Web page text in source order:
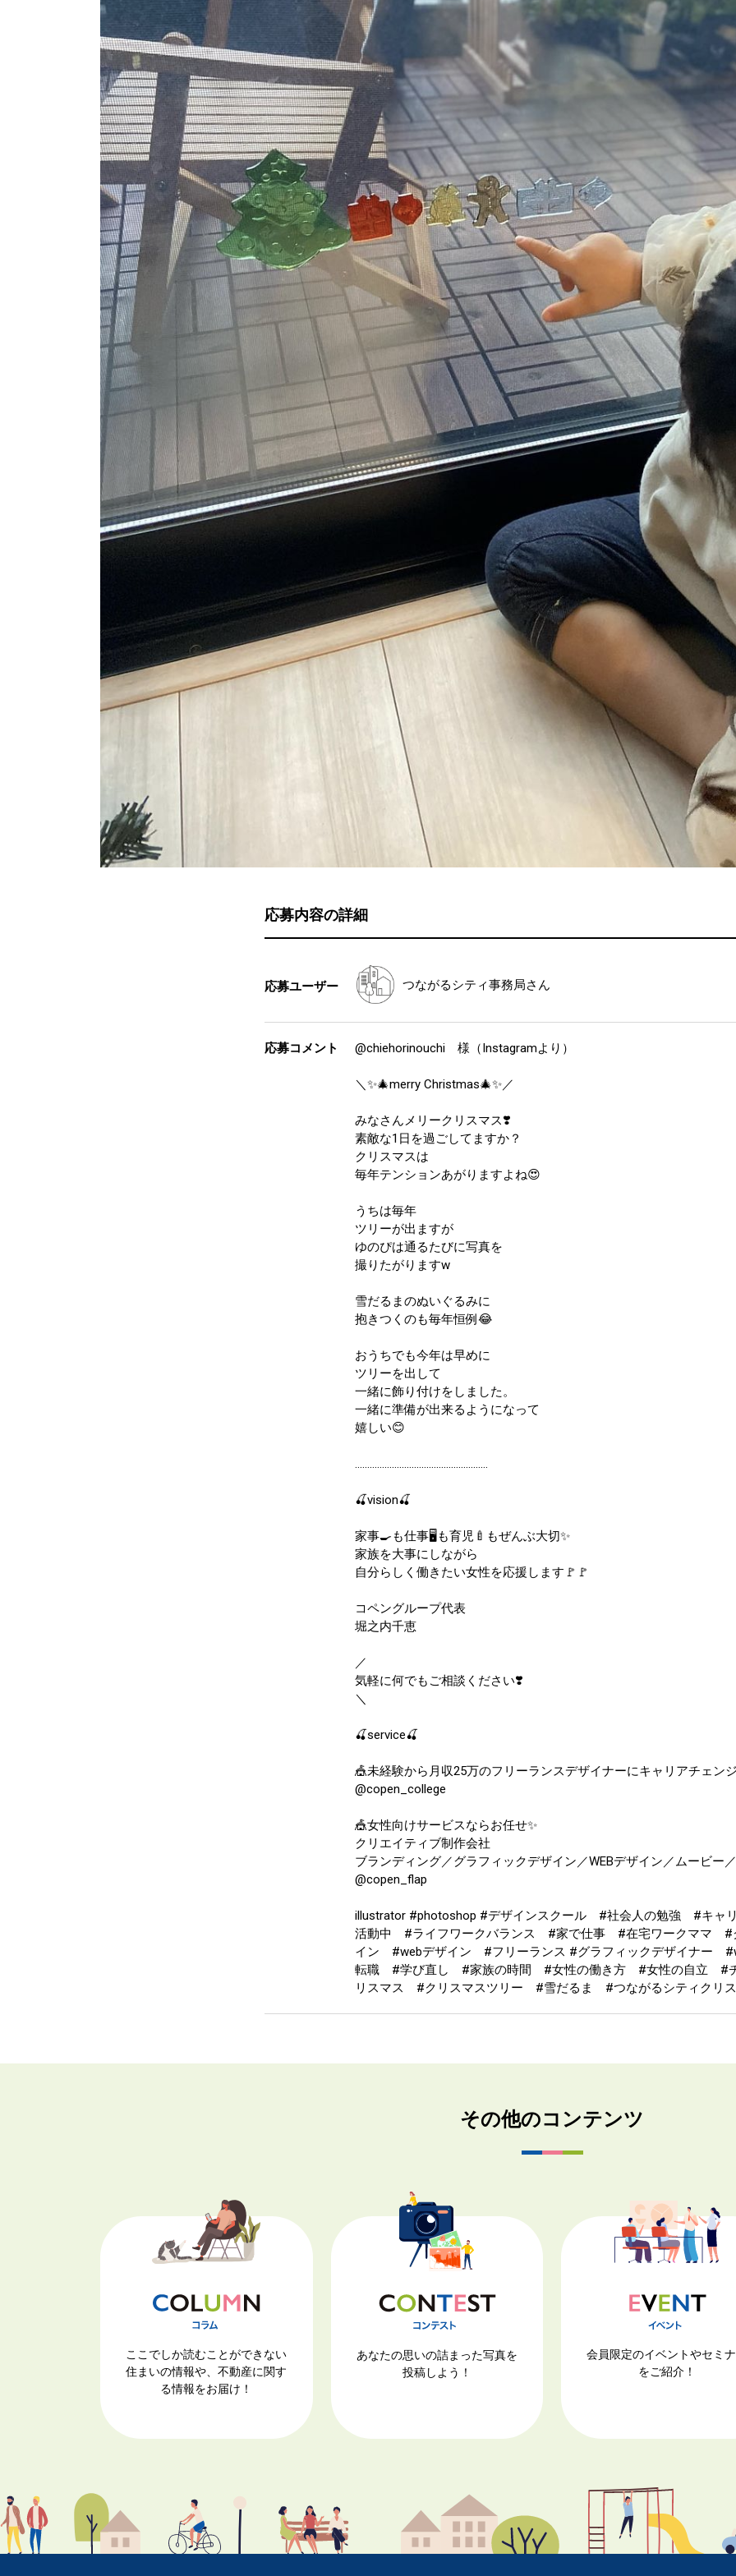
応募内容の詳細
応募ユーザー つながるシティ事務局さん
応募コメント @chiehorinouchi 様（Instagramより）
＼✨🎄merry Christmas🎄✨／
みなさんメリークリスマス❣️
素敵な1日を過ごしてますか？
クリスマスは
毎年テンションあがりますよね😍
うちは毎年
ツリーが出ますが
ゆのぴは通るたびに写真を
撮りたがりますw
雪だるまのぬいぐるみに
抱きつくのも毎年恒例😂
おうちでも今年は早めに
ツリーを出して
一緒に飾り付けをしました。
一緒に準備が出来るようになって
嬉しい😊
………………………………………………
🍒vision🍒
家事🍳も仕事🖥も育児🍼もぜんぶ大切✨
家族を大事にしながら
自分らしく働きたい女性を応援します🚩🚩
コペングループ代表
堀之内千恵
／
気軽に何でもご相談ください❣️
＼
🍒service🍒
🎪未経験から月収25万のフリーランスデザイナーにキャリアチェン
@copen_college
🎪女性向けサービスならお任せ✨
クリエイティブ制作会社
ブランディング／グラフィックデザイン／WEBデザイン／ムービー
@copen_flap
illustrator #photoshop #デザインスクール #社会人の勉強 #キャ
活動中 #ライフワークバランス #家で仕事 #在宅ワークママ #
イン #webデザイン #フリーランス #グラフィックデザイナー
転職 #学び直し #家族の時間 #女性の働き方 #女性の自立 #
リスマス #クリスマスツリー #雪だるま #つながるシティクリ
その他のコンテンツ
ここでしか読むことができない
住まいの情報や、不動産に関す
る情報をお届け！
あなたの思いの詰まった写真を
投稿しよう！
会員限定のイベントやセミ
をご紹介！